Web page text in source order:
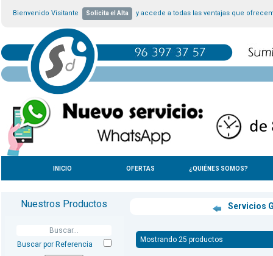
Bienvenido Visitante Solicita el Alta y accede a todas las ventajas que
INICIO OFERTAS ¿QUIÉNES SOMOS?
Nuestros Productos
Buscar por Referencia
Servicios
Mostrando 25 productos